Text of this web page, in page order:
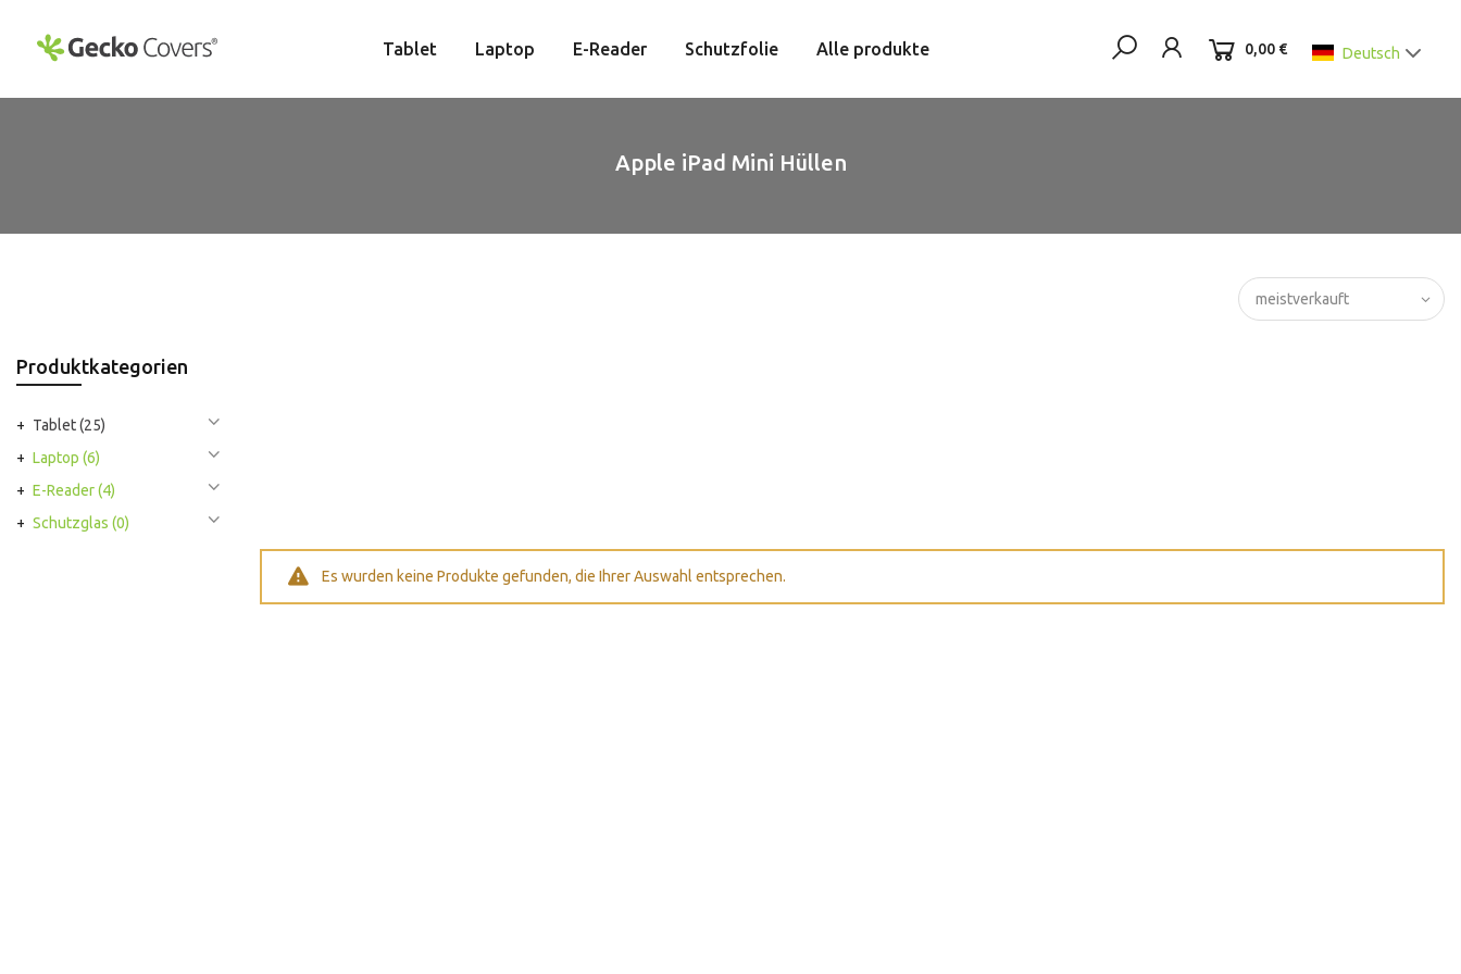
springen
Tablet Laptop E-Reader Schutzfolie Alle produkte 0,00 € Deutsch
Apple iPad Mini Hüllen
meistverkauft
Produktkategorien
Tablet(25)
Laptop (6)
E-Reader(4)
Schutzglas (0)
Es wurden keine Produkte gefunden, die Ihrer Auswahl entsprechen.